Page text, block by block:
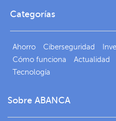
Categorías
Ahorro Ciberseguridad
Cómo funciona
Actualidad
Tecnología
Sobre ABANCA